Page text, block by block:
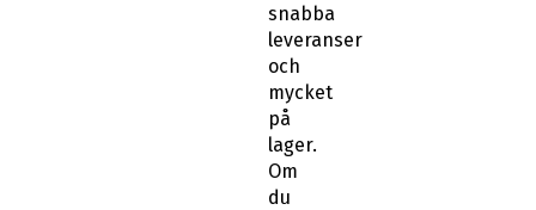
snabba
leveranser
och
mycket
på
lager.
Om
du